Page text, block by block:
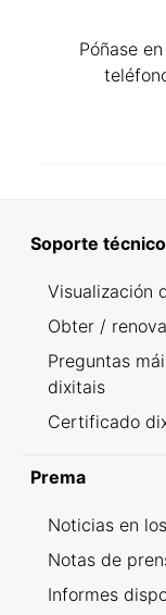
Póñase
Soporte técnico
Visualización
Obter /
Preguntas
dixitais
Certificado
Prema
Noticias en
Notas de
Informes